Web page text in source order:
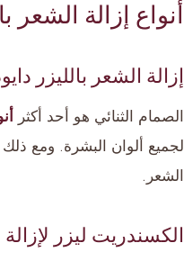
أنواع إزالة الشعر
إزالة الشعر بالليزر
الصمام الثنائي هو أحد أكثر
لجميع ألوان البشرة. ومع ذلك
الشعر.
الكسندريت ليزر